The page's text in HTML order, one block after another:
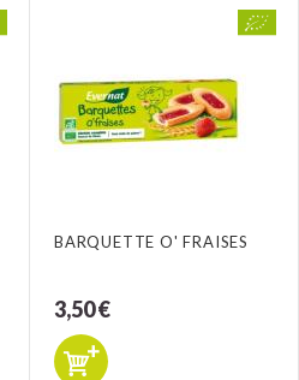
BARQUETTE O' FRAISES
3,50 €